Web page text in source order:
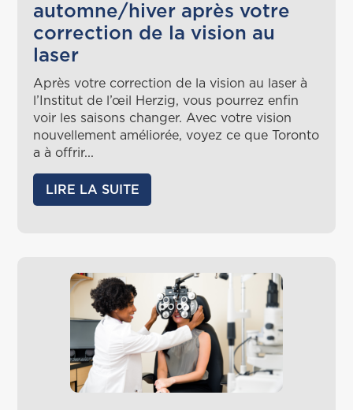
automne/hiver après votre
correction de la vision au
laser
Après votre correction de la vision au laser à
l’Institut de l’œil Herzig, vous pourrez enfin
voir les saisons changer. Avec votre vision
nouvellement améliorée, voyez ce que Toronto
a à offrir...
LIRE LA SUITE